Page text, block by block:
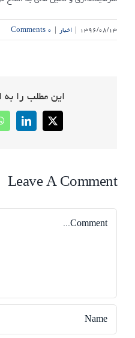
۱۳۹۶/۰۸/۱۳ | اخبار | ۰ Comments
این مطلب را
X
Leave A Comment